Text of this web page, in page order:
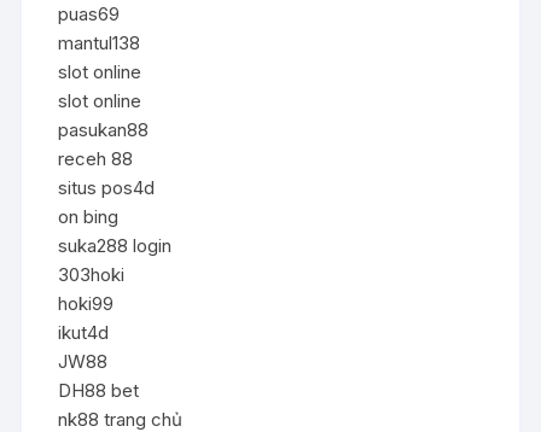
puas69
mantul138
slot online
slot online
pasukan88
receh 88
situs pos4d
on bing
suka288 login
303hoki
hoki99
ikut4d
JW88
DH88 bet
nk88 trang chủ